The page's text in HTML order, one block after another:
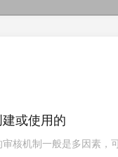
或使用的
核机制一般是多因素，